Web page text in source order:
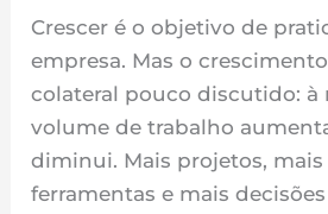
Crescer é o objetivo de
empresa. Mas o
colateral pouco discutido: à
volume de trabalho
diminui. Mais projetos, mais
ferramentas e mais
Multiplica